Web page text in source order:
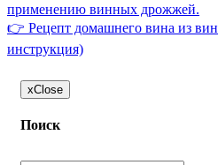
применению винных дрожжей.
👉 Рецепт домашнего вина из
инструкция)
xClose
Поиск